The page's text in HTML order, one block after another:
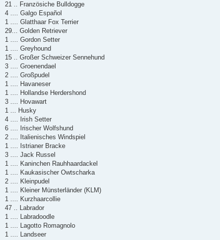
21 .. Französiche Bulldogge
4 .... Galgo Español
1 .... Glatthaar Fox Terrier
29... Golden Retriever
1 .... Gordon Setter
1 .... Greyhound
15 .. Großer Schweizer Sennehund
3 .... Groenendael
2 .... Großpudel
1 .... Havaneser
1 .... Hollandse Herdershond
3 .... Hovawart
1 ... Husky
4 .... Irish Setter
6 .... Irischer Wolfshund
2 .... Italienisches Windspiel
1 .... Istrianer Bracke
3 .... Jack Russel
1 .... Kaninchen Rauhhaardackel
1 .... Kaukasischer Owtscharka
2 .... Kleinpudel
1 .... Kleiner Münsterländer (KLM)
1 .... Kurzhaarcollie
47 .. Labrador
1 .... Labradoodle
1 .... Lagotto Romagnolo
1 .... Landseer